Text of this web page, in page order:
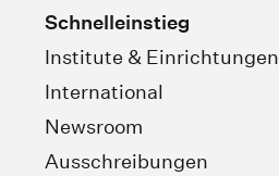
Schnelleinstieg
Institute & Einrichtungen
International
Newsroom
Ausschreibungen